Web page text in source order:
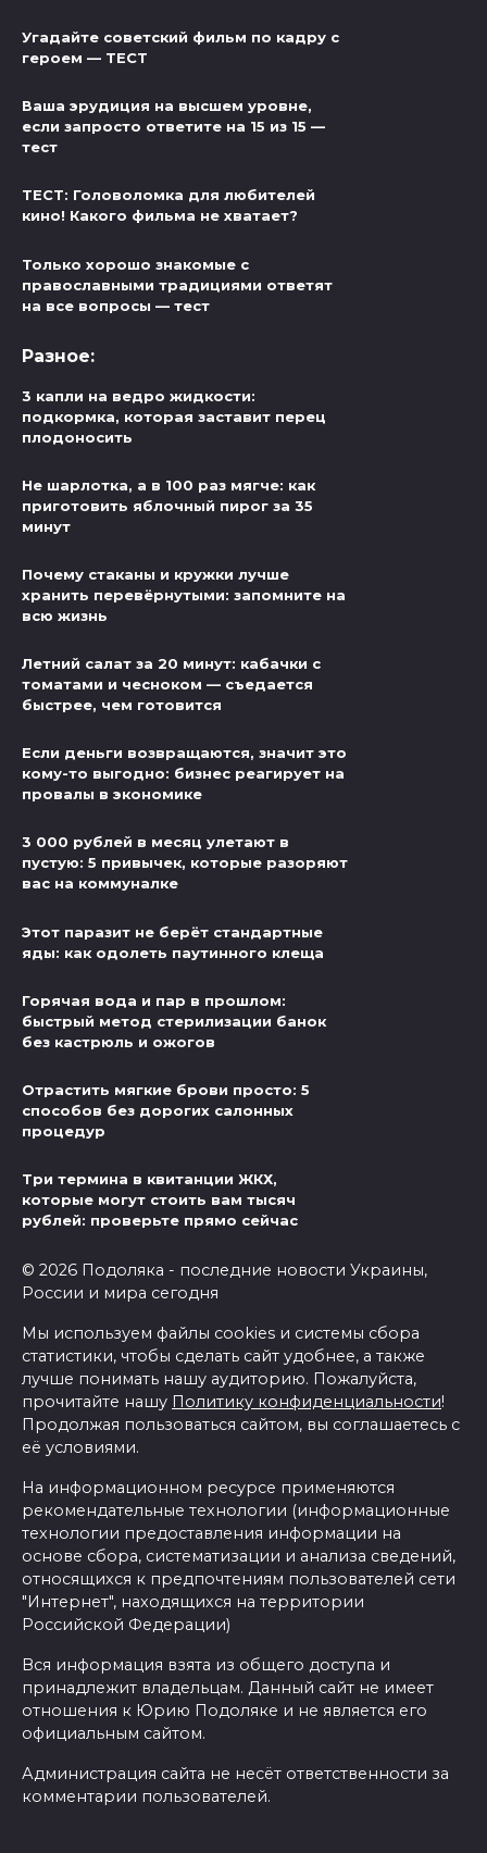
Угадайте советский фильм по кадру с
героем — ТЕСТ
Ваша эрудиция на высшем уровне,
если запросто ответите на 15 из 15 —
тест
ТЕСТ: Головоломка для любителей
кино! Какого фильма не хватает?
Только хорошо знакомые с
православными традициями ответят
на все вопросы — тест
Разное:
3 капли на ведро жидкости:
подкормка, которая заставит перец
плодоносить
Не шарлотка, а в 100 раз мягче: как
приготовить яблочный пирог за 35
минут
Почему стаканы и кружки лучше
хранить перевёрнутыми: запомните на
всю жизнь
Летний салат за 20 минут: кабачки с
томатами и чесноком — съедается
быстрее, чем готовится
Если деньги возвращаются, значит это
кому-то выгодно: бизнес реагирует на
провалы в экономике
3 000 рублей в месяц улетают в
пустую: 5 привычек, которые разоряют
вас на коммуналке
Этот паразит не берёт стандартные
яды: как одолеть паутинного клеща
Горячая вода и пар в прошлом:
быстрый метод стерилизации банок
без кастрюль и ожогов
Отрастить мягкие брови просто: 5
способов без дорогих салонных
процедур
Три термина в квитанции ЖКХ,
которые могут стоить вам тысяч
рублей: проверьте прямо сейчас
© 2026 Подоляка - последние новости Украины,
России и мира сегодня
Мы используем файлы cookies и системы сбора
статистики, чтобы сделать сайт удобнее, а также
лучше понимать нашу аудиторию. Пожалуйста,
прочитайте нашу Политику конфиденциальности!
Продолжая пользоваться сайтом, вы соглашаетесь с
её условиями.
На информационном ресурсе применяются
рекомендательные технологии (информационные
технологии предоставления информации на
основе сбора, систематизации и анализа сведений,
относящихся к предпочтениям пользователей сети
"Интернет", находящихся на территории
Российской Федерации)
Вся информация взята из общего доступа и
принадлежит владельцам. Данный сайт не имеет
отношения к Юрию Подоляке и не является его
официальным сайтом.
Администрация сайта не несёт ответственности за
комментарии пользователей.